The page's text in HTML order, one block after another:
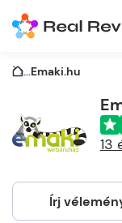
...Emaki.hu
13
Írj